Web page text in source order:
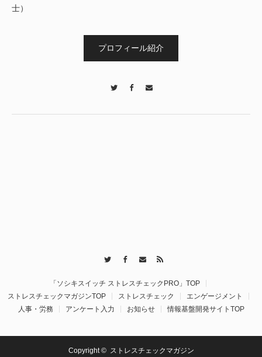
士）
プロフィール紹介
Twitter
RSS
「ソシキスイッチ ストレスチェックPRO」TOP
ストレスチェックマガジンTOP
ストレスチェック
エンゲージメント
人事・労務
アンケート入力 お知らせ 情報基盤開発サイトTOP
Copyright © ストレスチェックマガジン